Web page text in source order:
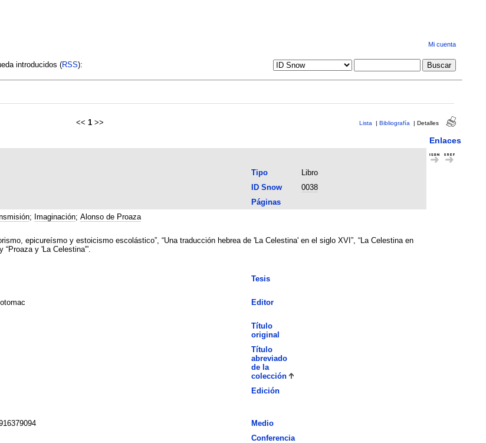
Mi cuenta
introducidos (RSS):
<< 1 >> Lista | Bibliografía | Detalles
Enlaces
Tipo
Libro
ID Snow
0038
Páginas
; Imaginación; Alonso de Proaza
epicureísmo y estoicismo escolástico”, “Una traducción hebrea de 'La Celestina' en el siglo XVI”, “La Celestina en
y 'La Celestina'”.
Tesis
Editor
Título
original
Título
abreviado
de la
colección
Edición
Medio
Conferencia